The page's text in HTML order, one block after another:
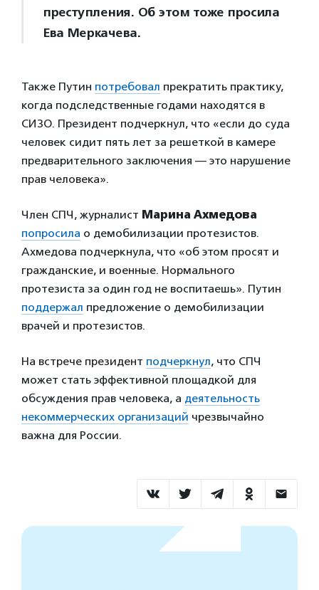
преступления. Об этом тоже просила
Ева Меркачева.
Также Путин потребовал прекратить практику,
когда подследственные годами находятся в
СИЗО. Президент подчеркнул, что «если до суда
человек сидит пять лет за решеткой в камере
предварительного заключения — это нарушение
прав человека».
Член СПЧ, журналист Марина Ахмедова
попросила о демобилизации протезистов.
Ахмедова подчеркнула, что «об этом просят и
гражданские, и военные. Нормального
протезиста за один год не воспитаешь». Путин
поддержал предложение о демобилизации
врачей и протезистов.
На встрече президент подчеркнул, что СПЧ
может стать эффективной площадкой для
обсуждения прав человека, а деятельность
некоммерческих организаций чрезвычайно
важна для России.